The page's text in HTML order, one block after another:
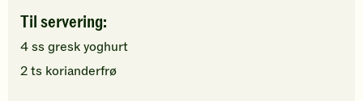
Til servering:
4ss gresk yoghurt
2ts korianderfrø